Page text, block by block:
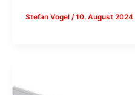
Stefan Vogel /10. August 2024